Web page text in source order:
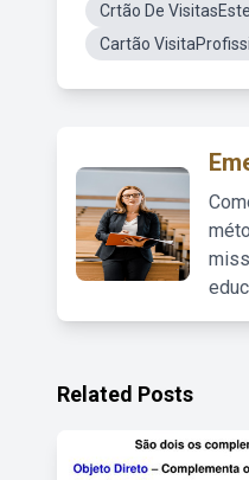
Crtão De
Cartão
Related Posts